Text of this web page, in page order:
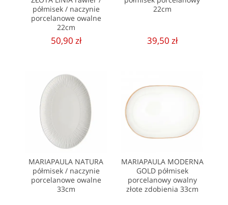
półmisek / naczynie
porcelanowe owalne
22cm
50,90 zł
22cm
39,50 zł
MARIAPAULA NATURA
półmisek / naczynie
porcelanowe owalne
33cm
MARIAPAULA MODERNA
GOLD półmisek
porcelanowy owalny
złote zdobienia 33cm